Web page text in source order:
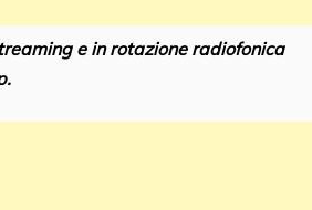
e in rotazione radiofonica